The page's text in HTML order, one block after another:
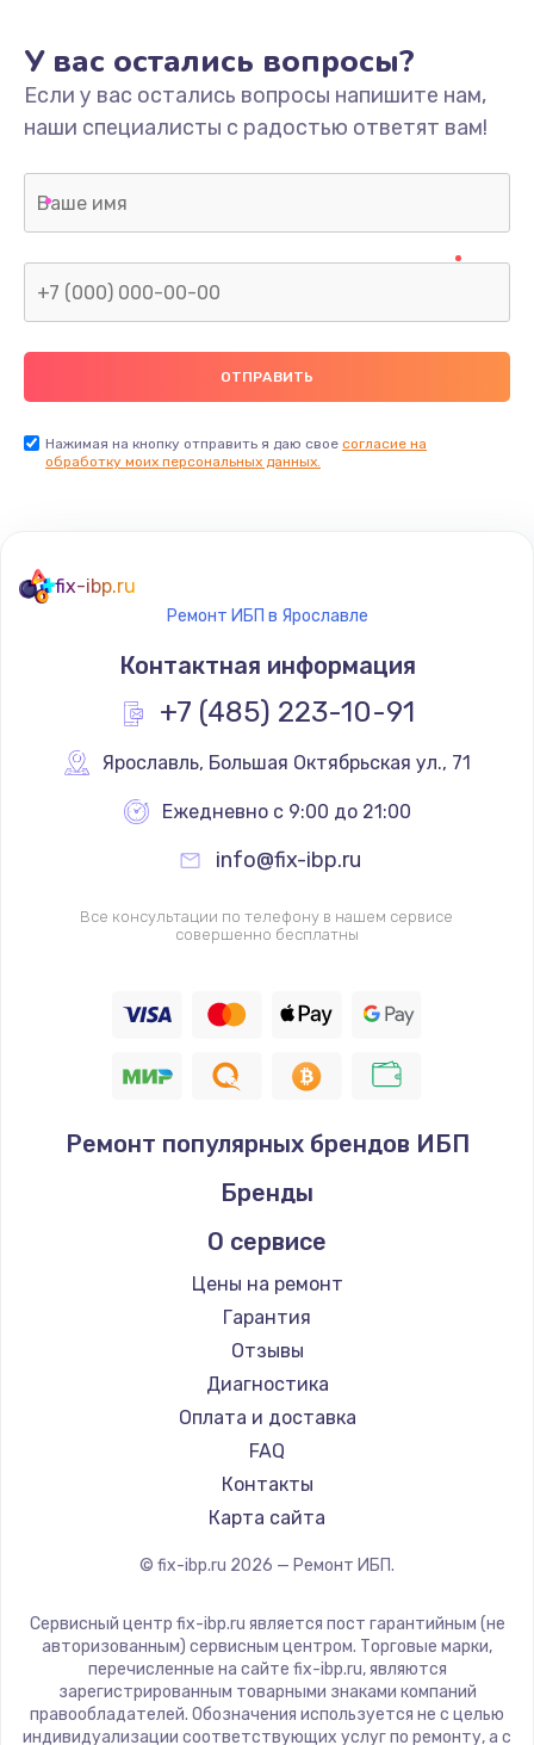
У вас остались вопросы?
Если у вас остались вопросы напишите нам,
наши специалисты с радостью ответят вам!
Нажимая на кнопку отправить я даю свое согласие на
обработку моих персональных данных.
fix-ibp.ru
Ремонт ИБП в Ярославле
Контактная информация
+7 (485) 223-10-91
Ярославль, Большая Октябрьская ул., 71
Ежедневно с 9:00 до 21:00
info@fix-ibp.ru
Все консультации по телефону в нашем сервисе
совершенно бесплатны
Ремонт популярных брендов ИБП
Бренды
О сервисе
Цены на ремонт
Гарантия
Отзывы
Диагностика
Оплата и доставка
FAQ
Контакты
Карта сайта
© fix-ibp.ru 2026 — Ремонт ИБП.
Сервисный центр fix-ibp.ru является пост гарантийным (не
авторизованным) сервисным центром. Торговые марки,
перечисленные на сайте fix-ibp.ru, являются
зарегистрированным товарными знаками компаний
правообладателей. Обозначения используется не с целью
индивидуализации соответствующих услуг по ремонту, а с